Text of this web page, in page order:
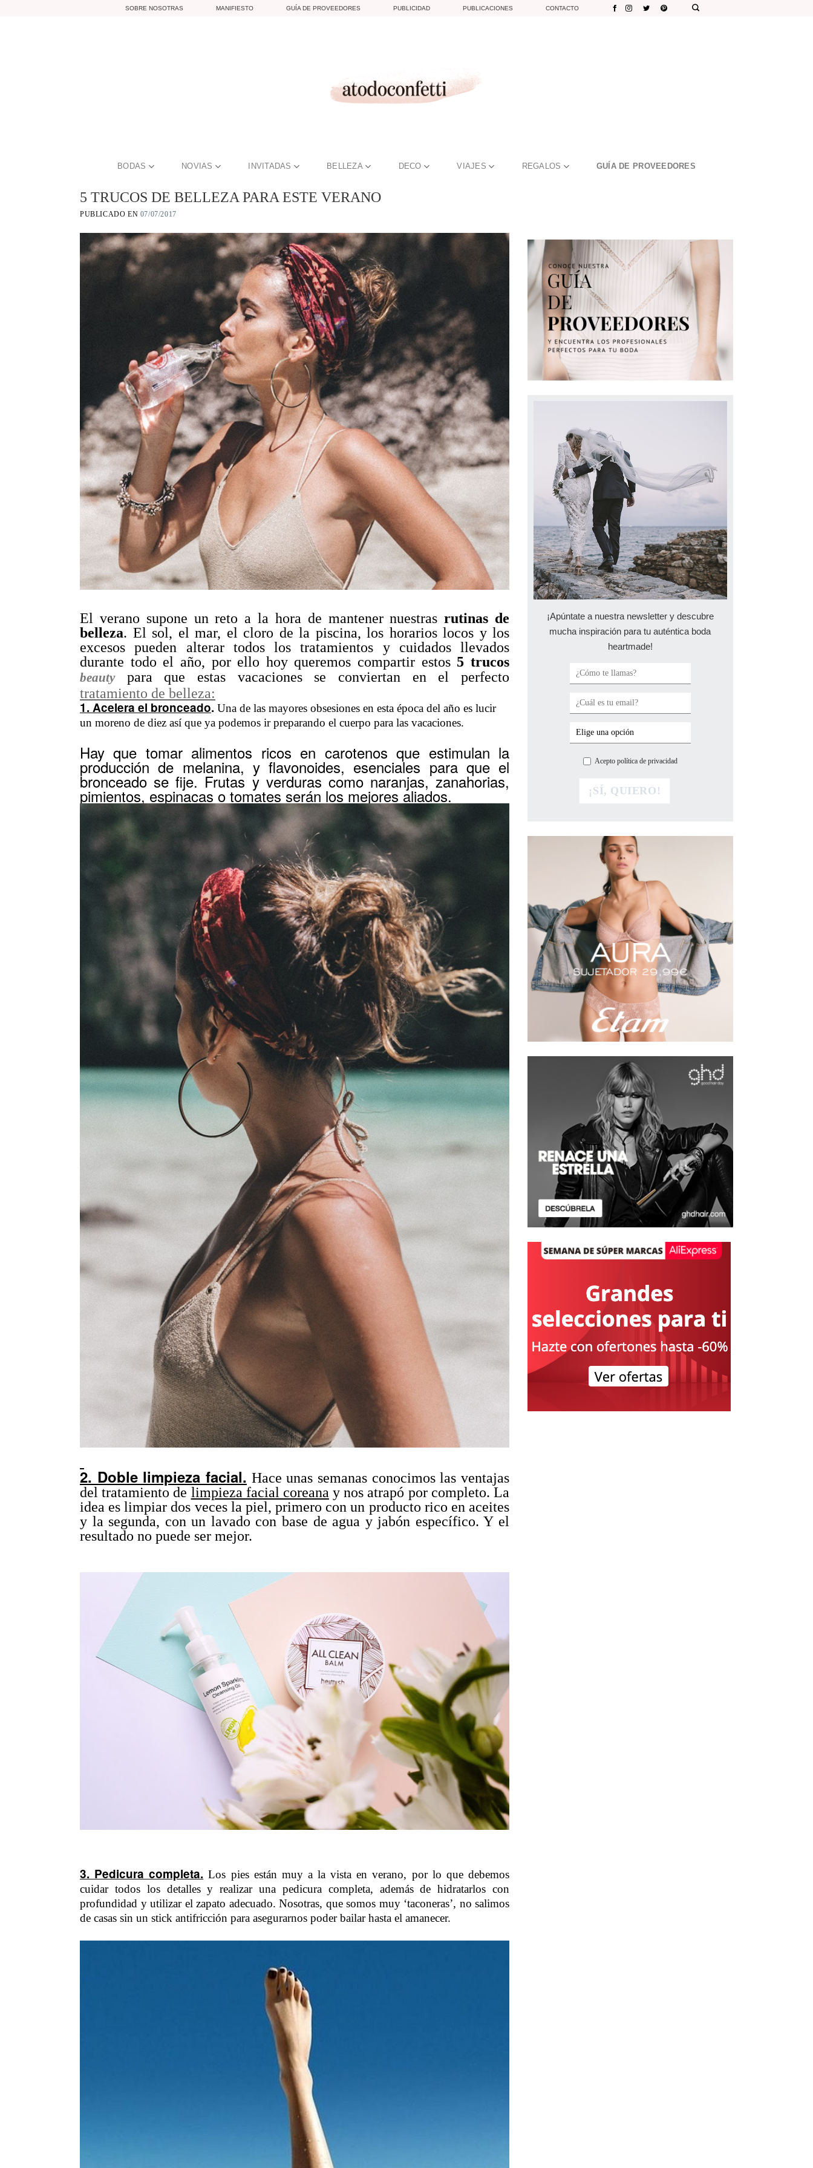
SOBRE NOSOTRAS MANIFIESTO GUÍA DE PROVEEDORES PUBLICIDAD PUBLICACIONES CONTACTO
BODAS NOVIAS INVITADAS BELLEZA DECO VIAJES REGALOS GUÍA DE PROVEEDORES
5 TRUCOS DE BELLEZA PARA ESTE VERANO
PUBLICADO EN 07/07/2017
El verano supone un reto a la hora de mantener nuestrasrutinas de
belleza. El sol, el mar, el cloro de la piscina, los horarios locos y los
excesos pueden alterar todos los tratamientos y cuidados llevados
durante todo el año, por ello hoy queremos compartir estos 5 trucos
beautypara que estas vacaciones se conviertan en el perfecto
tratamiento de belleza:
1. Acelera el bronceado. Una de las mayores obsesiones en esta época del año es lucir
un moreno de diez así que ya podemos ir preparando el cuerpo para las vacaciones.
Hay que tomar alimentos ricos en carotenos que estimulan la
producción de melanina, y flavonoides, esenciales para que el
bronceado se fije. Frutas y verduras como naranjas, zanahorias,
pimientos, espinacas o tomates serán los mejores aliados.
2. Doble limpieza facial. Hace unas semanas conocimos las ventajas
del tratamiento de limpieza facial coreana y nos atrapó por completo. La
idea es limpiar dos veces la piel, primero con un producto rico en aceites
y la segunda, con un lavado con base de agua y jabón específico. Y el
resultado no puede ser mejor.
3. Pedicura completa. Los pies están muy a la vista en verano, por lo que debemos
cuidar todos los detalles y realizar una pedicura completa, además de hidratarlos con
profundidad y utilizar el zapato adecuado. Nosotras, que somos muy ‘taconeras’, no salimos
de casas sin un stick antifricción para asegurarnos poder bailar hasta el amanecer.
¡Apúntate a nuestra newsletter y descubre
mucha inspiración para tu auténtica boda
heartmade!
Acepto política de privacidad